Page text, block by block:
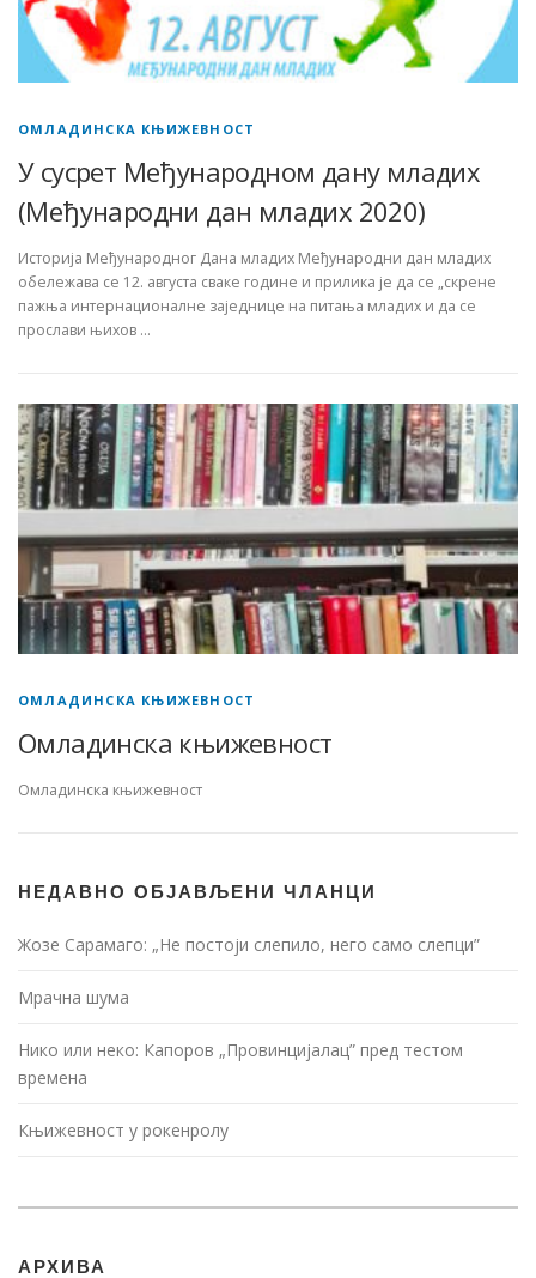
ОМЛАДИНСКА КЊИЖЕВНОСТ
У сусрет Међународном дану младих
(Међународни дан младих 2020)
Историја Међународног Дана младих Међународни дан младих
обележава се 12. августа сваке године и прилика је да се „скрене
пажња интернационалне заједнице на питања младих и да се
прослави њихов …
ОМЛАДИНСКА КЊИЖЕВНОСТ
Омладинска књижевност
Омладинска књижевност
НЕДАВНО ОБЈАВЉЕНИ ЧЛАНЦИ
Жозе Сарамаго: „Не постоји слепило, него само слепци”
Мрачна шума
Нико или неко: Капоров „Провинцијалац” пред тестом
времена
Књижевност у рокенролу
АРХИВА